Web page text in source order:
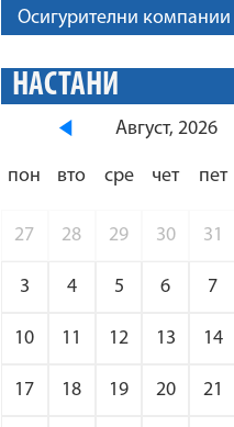
Осигурителни компании
НАСТАНИ
Август, 2026
пон вто сре чет пет
27 28 29 30 31
3 4 5 6 7
10 11 12 13 14
17 18 19 20 21